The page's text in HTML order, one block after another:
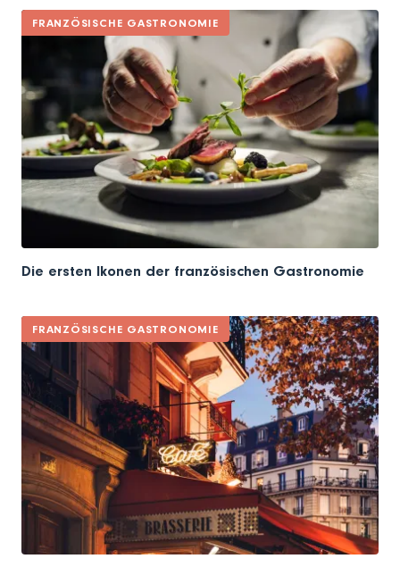
FRANZÖSISCHE GASTRONOMIE
Die ersten Ikonen der französischen Gastronomie
FRANZÖSISCHE GASTRONOMIE